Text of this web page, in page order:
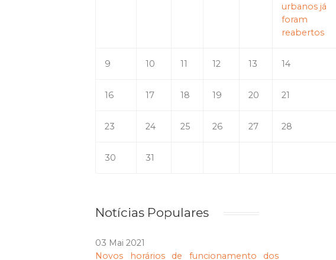
urbanos já
foram
reabertos
9 10 11 12 13 14
16 17 18 19 20 21
23 24 25 26 27 28
30 31
Notícias Populares
03 Mai 2021
Novos horários de funcionamento dos